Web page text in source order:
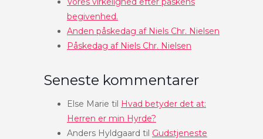
begivenhed.
Anden påskedag af Niels Chr. Nielsen
Påskedag af Niels Chr. Nielsen
Seneste kommentarer
Else Marie til Hvad betyder det at:
Herren er min Hyrde?
Anders Hyldgaard til Gudstjeneste